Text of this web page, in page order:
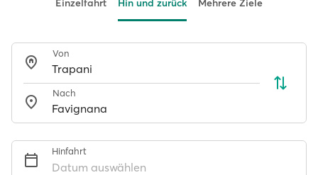
Einzelfahrt Hin und zurück Mehrere Ziele
Von
Nach
Hinfahrt
Datum auswählen